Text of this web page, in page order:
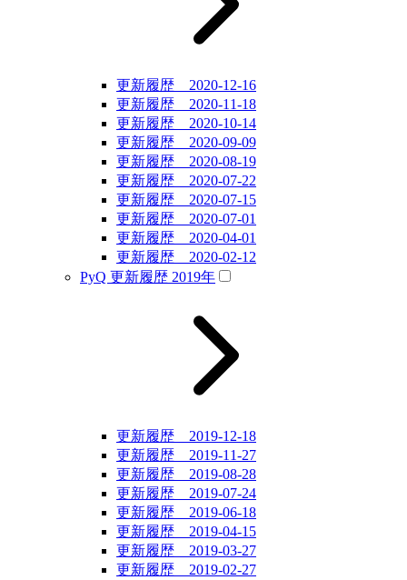
更新履歴 2020-12-16
更新履歴 2020-11-18
更新履歴 2020-10-14
更新履歴 2020-09-09
更新履歴 2020-08-19
更新履歴 2020-07-22
更新履歴 2020-07-15
更新履歴 2020-07-01
更新履歴 2020-04-01
更新履歴 2020-02-12
PyQ 更新履歴 2019年
更新履歴 2019-12-18
更新履歴 2019-11-27
更新履歴 2019-08-28
更新履歴 2019-07-24
更新履歴 2019-06-18
更新履歴 2019-04-15
更新履歴 2019-03-27
更新履歴 2019-02-27